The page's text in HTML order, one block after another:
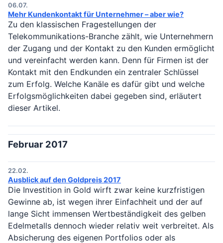
06.07.
Mehr Kundenkontakt für Unternehmer – aber wie?
Zu den klassischen Fragestellungen der
Telekommunikations-Branche zählt, wie Unternehmern
der Zugang und der Kontakt zu den Kunden ermöglicht
und vereinfacht werden kann. Denn für Firmen ist der
Kontakt mit den Endkunden ein zentraler Schlüssel
zum Erfolg. Welche Kanäle es dafür gibt und welche
Erfolgsmöglichkeiten dabei gegeben sind, erläutert
dieser Artikel.
Februar 2017
22.02.
Ausblick auf den Goldpreis 2017
Die Investition in Gold wirft zwar keine kurzfristigen
Gewinne ab, ist wegen ihrer Einfachheit und der auf
lange Sicht immensen Wertbeständigkeit des gelben
Edelmetalls dennoch wieder relativ weit verbreitet. Als
Absicherung des eigenen Portfolios oder als